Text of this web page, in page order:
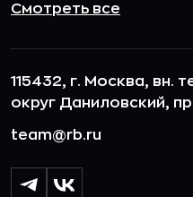
Смотреть все
115432, г. Москва, вн.
округ Даниловский,
team@rb.ru